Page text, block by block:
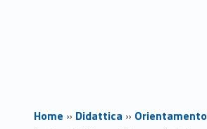
Home » Didattica » Orientamento